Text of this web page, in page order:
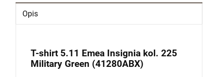
Opis
T-shirt 5.11 Emea Insignia kol. 225
Military Green (41280ABX)